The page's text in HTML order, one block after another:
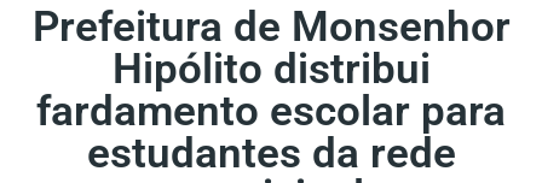
Prefeitura de Monsenhor
Hipólito distribui
fardamento escolar para
estudantes da rede